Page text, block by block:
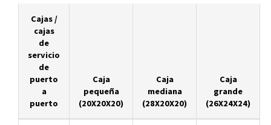
Cajas /
cajas
de
servicio
de
puerto
a
puerto
Caja
pequeña
(20X20X20)
Caja
mediana
(28X20X20)
Caja
grande
(26X24X24)